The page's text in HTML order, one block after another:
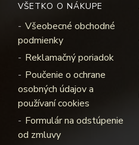
VŠETKO O NÁKUPE
Všeobecné obchodné
podmienky
Reklamačný poriadok
Poučenie o ochrane
osobných údajov a
používaní cookies
Formulár na odstúpenie
od zmluvy